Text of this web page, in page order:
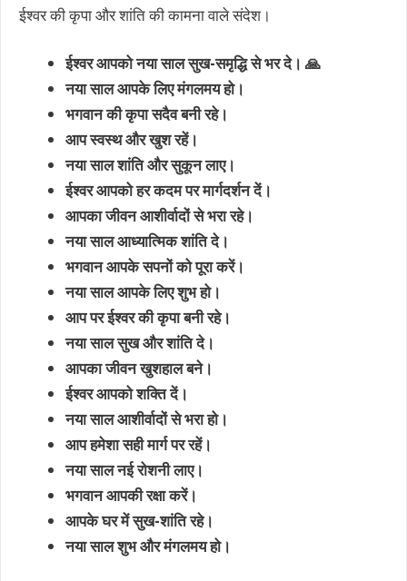
ईश्वर की कृपा और शांति की कामना वाले संदेश।
ईश्वर आपको नया साल सुख-समृद्धि से भर दे। 🙏
नया साल आपके लिए मंगलमय हो।
भगवान की कृपा सदैव बनी रहे।
आप स्वस्थ और खुश रहें।
नया साल शांति और सुकून लाए।
ईश्वर आपको हर कदम पर मार्गदर्शन दें।
आपका जीवन आशीर्वादों से भरा रहे।
नया साल आध्यात्मिक शांति दे।
भगवान आपके सपनों को पूरा करें।
नया साल आपके लिए शुभ हो।
आप पर ईश्वर की कृपा बनी रहे।
नया साल सुख और शांति दे।
आपका जीवन खुशहाल बने।
ईश्वर आपको शक्ति दें।
नया साल आशीर्वादों से भरा हो।
आप हमेशा सही मार्ग पर रहें।
नया साल नई रोशनी लाए।
भगवान आपकी रक्षा करें।
आपके घर में सुख-शांति रहे।
नया साल शुभ और मंगलमय हो।